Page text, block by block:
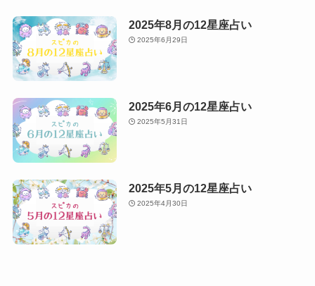
2025年8月の12星座占い
2025年6月29日
2025年6月の12星座占い
2025年5月31日
2025年5月の12星座占い
2025年4月30日